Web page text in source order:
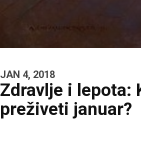
JAN 4, 2018
Zdravlje i lepota:
preživeti januar?